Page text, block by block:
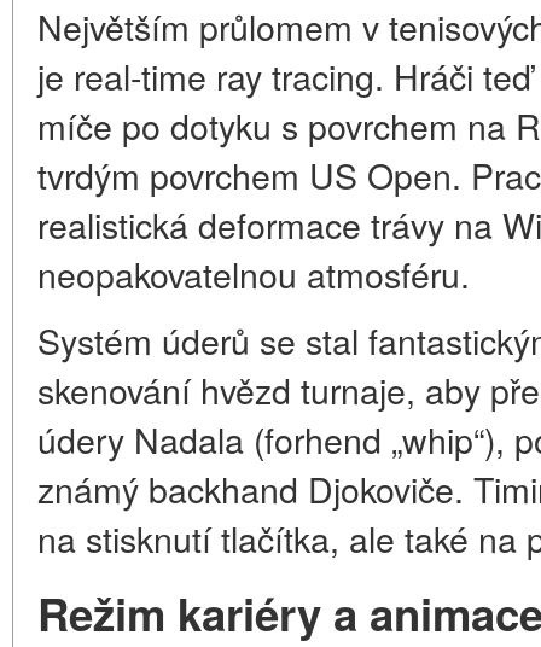
Největším průlomem v
je real-time ray tracing. Hráči
míče po dotyku s povrchem na
tvrdým povrchem US Open.
realistická deformace trávy na
neopakovatelnou atmosféru.
Systém úderů se stal
skenování hvězd turnaje, aby
údery Nadala (forhend „whip“),
známý backhand Djokoviče.
na stisknutí tlačítka, ale také na
Režim kariéry a